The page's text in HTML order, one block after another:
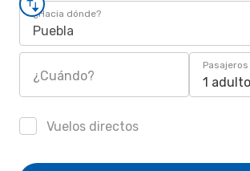
¿Hacia dónde?
Puebla
¿Cuándo?
Pasajeros
1 adulto
Vuelos directos